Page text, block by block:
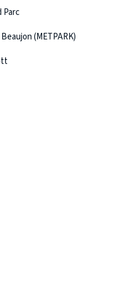
Parc
(METPARK)